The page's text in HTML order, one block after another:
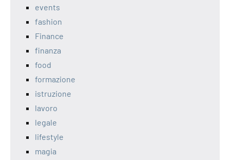
events
fashion
Finance
finanza
food
formazione
istruzione
lavoro
legale
lifestyle
magia